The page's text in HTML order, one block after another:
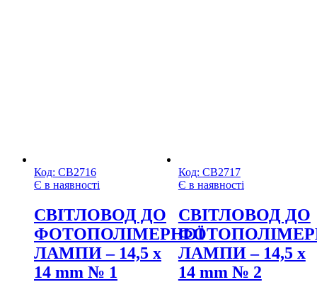
Код: СВ2716
Є в наявності
CВІТЛОВОД ДО
ФОТОПОЛІМЕРНОЇ
ЛАМПИ – 14,5 х
14 mm № 1
Код: СВ2717
Є в наявності
CВІТЛОВОД ДО
ЛАМПИ – 14,5 х
14 mm № 2